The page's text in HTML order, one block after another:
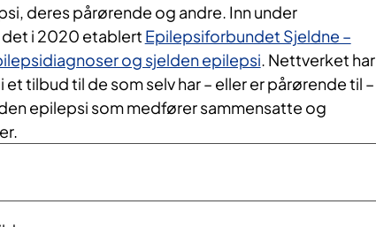
deres pårørende og andre. Inn under
i 2020 etablert Epilepsiforbundet Sjeldne –
og sjelden epilepsi. Nettverket har
et tilbud til de som selv har – eller er pårørende til –
epilepsi som medfører sammensatte og